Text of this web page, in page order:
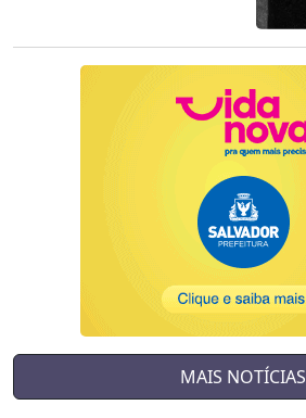
MAIS NOTÍCIAS